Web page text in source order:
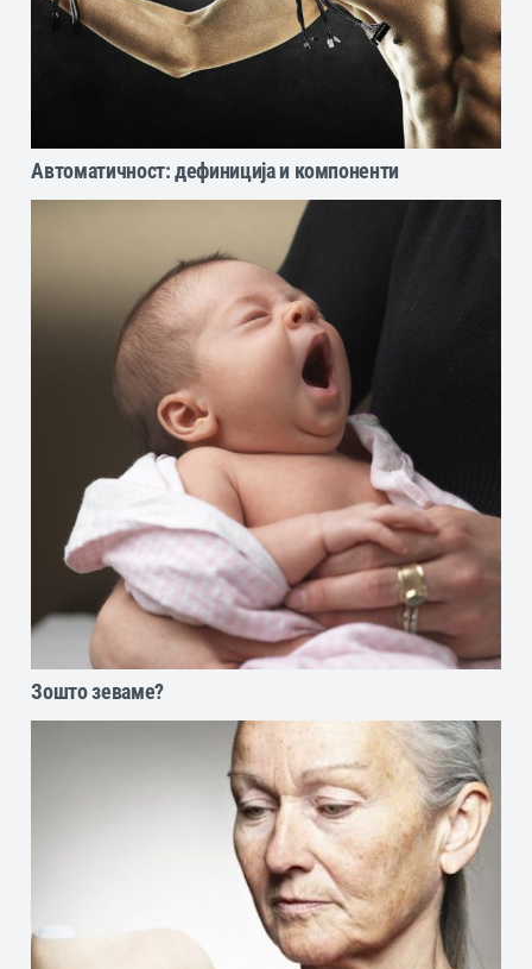
Автоматичност: дефиниција и компоненти
Зошто зеваме?